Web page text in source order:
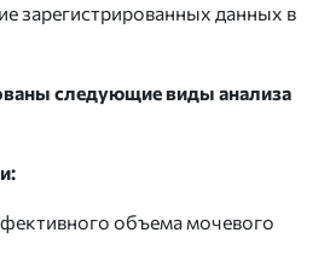
зарегистрированных данных в
следующие виды анализа
объема мочевого